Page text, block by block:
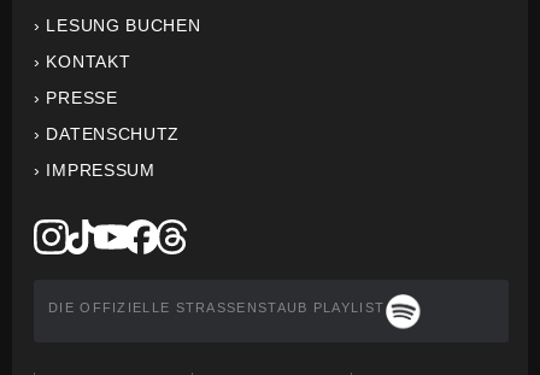
› LESUNG BUCHEN
› KONTAKT
› PRESSE
› DATENSCHUTZ
› IMPRESSUM
DIE OFFIZIELLE STRASSENSTAUB PLAYLIST